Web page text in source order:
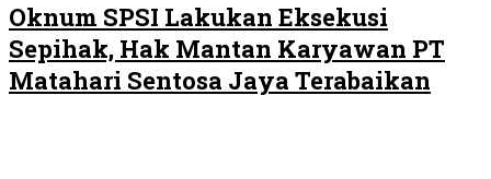
Oknum SPSI Lakukan Eksekusi
Sepihak, Hak Mantan Karyawan PT
Matahari Sentosa Jaya Terabaikan